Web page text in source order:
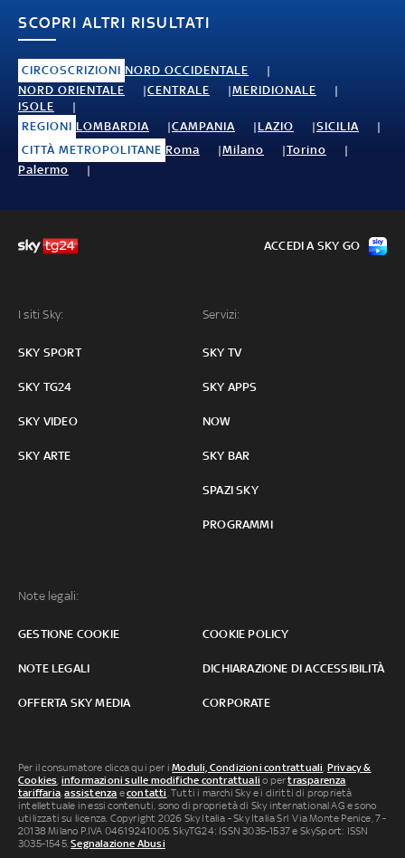
SCOPRI ALTRI RISULTATI
CIRCOSCRIZIONI NORD OCCIDENTALE
NORD ORIENTALE
CENTRALE
MERIDIONALE
ISOLE
REGIONI LOMBARDIA CAMPANIA LAZIO
SICILIA
CITTÀ METROPOLITANE Roma Milano
Torino
Palermo
I siti Sky:
SKY SPORT
SKY TG24
SKY VIDEO
SKY ARTE
Servizi:
SKY TV
SKY APPS
NOW
SKY BAR
SPAZI SKY
PROGRAMMI
Note legali:
GESTIONE COOKIE COOKIE POLICY
NOTE LEGALI DICHIARAZIONE DI ACCESSIBILITÀ
OFFERTA SKY MEDIA CORPORATE
ACCEDI A SKY GO
Per il consumatore clicca qui per iModuli, Condizioni contrattuali, Privacy &
Cookies, informazioni sulle modifiche contrattuali o pertrasparenza
tariffaria,assistenza econtatti. Tutti i marchi Sky e i diritti di proprietà
intellettuale in essi contenuti, sono di proprietà di Sky international AG e sono
utilizzati su licenza. Copyright 2026 Sky Italia - Sky Italia Srl Via Monte Penice, 7 -
20138 Milano P.IVA 04619241005. SkyTG24: ISSN 3035-1537 e SkySport: ISSN
3035-1545.Segnalazione Abusi